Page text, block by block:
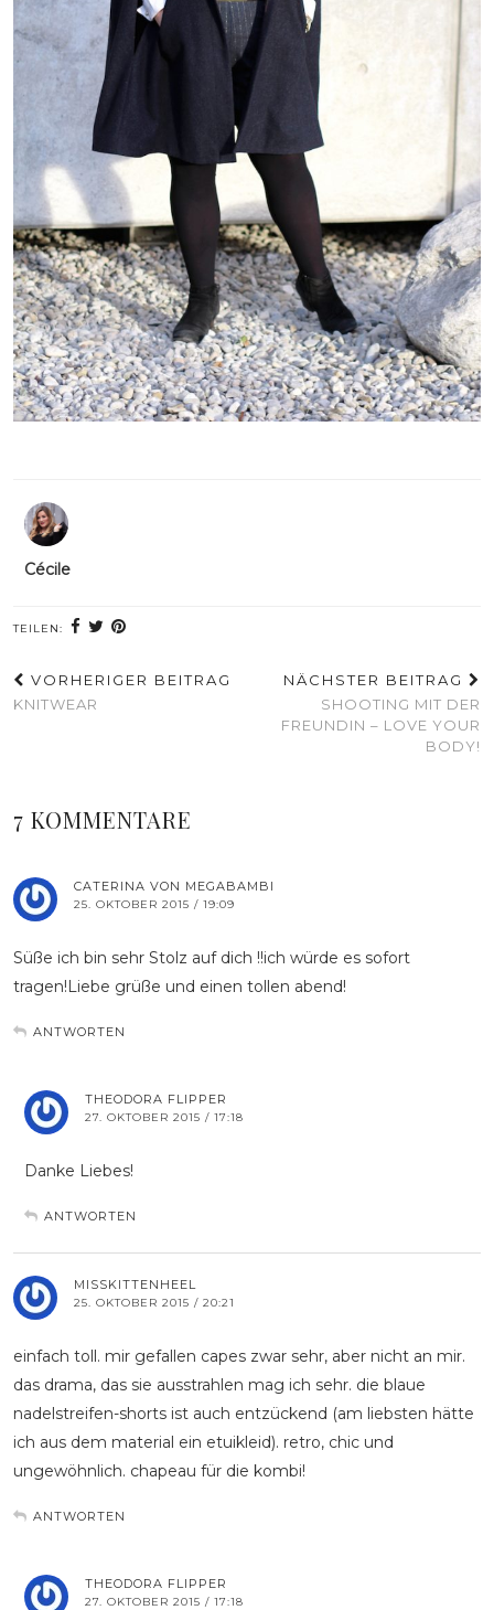
Cécile
TEILEN:
VORHERIGER BEITRAG
KNITWEAR
NÄCHSTER BEITRAG
SHOOTING MIT DER
FREUNDIN – LOVE YOUR
BODY!
7 KOMMENTARE
CATERINA VON MEGABAMBI
25. OKTOBER 2015 / 19:09
Süße ich bin sehr Stolz auf dich !!ich würde es sofort
tragen!Liebe grüße und einen tollen abend!
ANTWORTEN
THEODORA FLIPPER
27. OKTOBER 2015 / 17:18
Danke Liebes!
ANTWORTEN
MISSKITTENHEEL
25. OKTOBER 2015 / 20:21
einfach toll. mir gefallen capes zwar sehr, aber nicht an mir.
das drama, das sie ausstrahlen mag ich sehr. die blaue
nadelstreifen-shorts ist auch entzückend (am liebsten hätte
ich aus dem material ein etuikleid). retro, chic und
ungewöhnlich. chapeau für die kombi!
ANTWORTEN
THEODORA FLIPPER
27. OKTOBER 2015 / 17:18